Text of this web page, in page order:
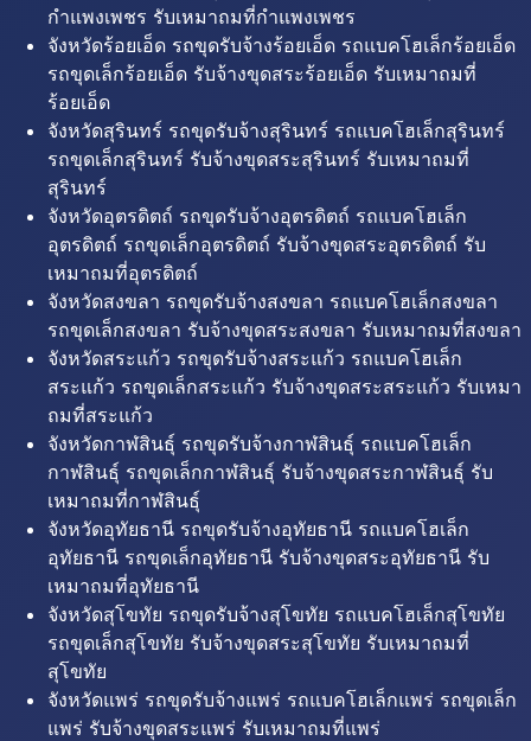
กำแพงเพชร รับเหมาถมที่กำแพงเพชร
จังหวัดร้อยเอ็ด รถขุดรับจ้างร้อยเอ็ด รถแบคโฮเล็กร้อยเอ็ด
รถขุดเล็กร้อยเอ็ด รับจ้างขุดสระร้อยเอ็ด รับเหมาถมที่
ร้อยเอ็ด
จังหวัดสุรินทร์ รถขุดรับจ้างสุรินทร์ รถแบคโฮเล็กสุรินทร์
รถขุดเล็กสุรินทร์ รับจ้างขุดสระสุรินทร์ รับเหมาถมที่
สุรินทร์
จังหวัดอุตรดิตถ์ รถขุดรับจ้างอุตรดิตถ์ รถแบคโฮเล็ก
อุตรดิตถ์ รถขุดเล็กอุตรดิตถ์ รับจ้างขุดสระอุตรดิตถ์ รับ
เหมาถมที่อุตรดิตถ์
จังหวัดสงขลา รถขุดรับจ้างสงขลา รถแบคโฮเล็กสงขลา
รถขุดเล็กสงขลา รับจ้างขุดสระสงขลา รับเหมาถมที่สงขลา
จังหวัดสระแก้ว รถขุดรับจ้างสระแก้ว รถแบคโฮเล็ก
สระแก้ว รถขุดเล็กสระแก้ว รับจ้างขุดสระสระแก้ว รับเหมา
ถมที่สระแก้ว
จังหวัดกาฬสินธุ์ รถขุดรับจ้างกาฬสินธุ์ รถแบคโฮเล็ก
กาฬสินธุ์ รถขุดเล็กกาฬสินธุ์ รับจ้างขุดสระกาฬสินธุ์ รับ
เหมาถมที่กาฬสินธุ์
จังหวัดอุทัยธานี รถขุดรับจ้างอุทัยธานี รถแบคโฮเล็ก
อุทัยธานี รถขุดเล็กอุทัยธานี รับจ้างขุดสระอุทัยธานี รับ
เหมาถมที่อุทัยธานี
จังหวัดสุโขทัย รถขุดรับจ้างสุโขทัย รถแบคโฮเล็กสุโขทัย
รถขุดเล็กสุโขทัย รับจ้างขุดสระสุโขทัย รับเหมาถมที่
สุโขทัย
จังหวัดแพร่ รถขุดรับจ้างแพร่ รถแบคโฮเล็กแพร่ รถขุดเล็ก
แพร่ รับจ้างขุดสระแพร่ รับเหมาถมที่แพร่